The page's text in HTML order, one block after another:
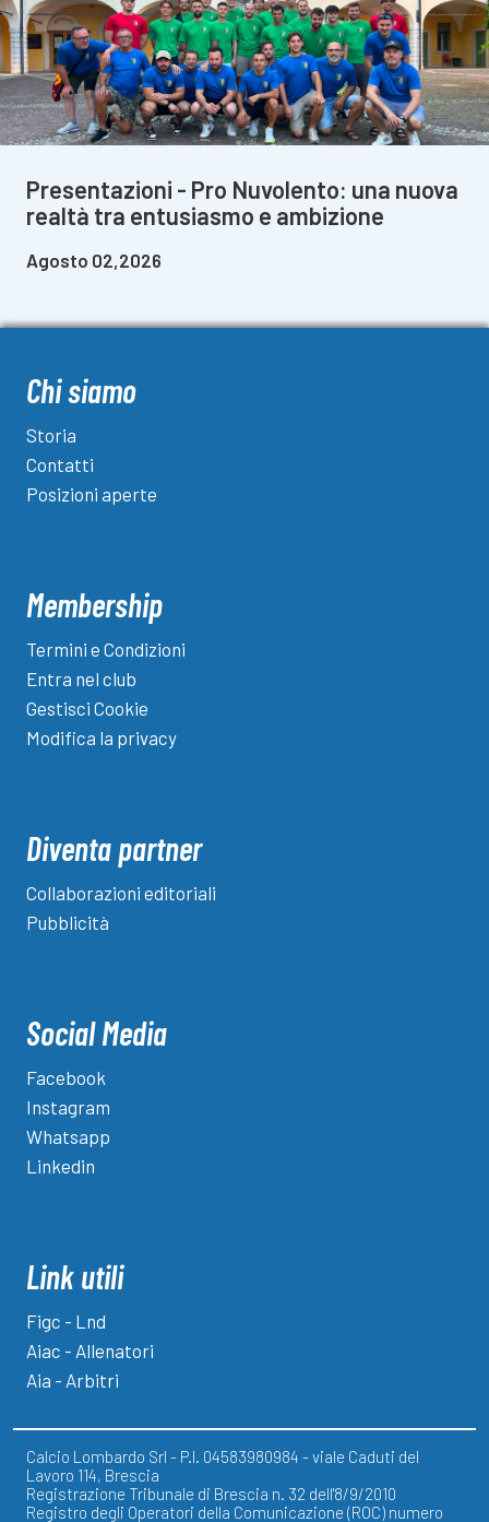
Presentazioni - Pro Nuvolento: una nuova
realtà tra entusiasmo e ambizione
Agosto 02,2026
Chi siamo
Storia
Contatti
Posizioni aperte
Membership
Termini e Condizioni
Entra nel club
Gestisci Cookie
Modifica la privacy
Diventa partner
Collaborazioni editoriali
Pubblicità
Social Media
Facebook
Instagram
Whatsapp
Linkedin
Link utili
Figc - Lnd
Aiac - Allenatori
Aia - Arbitri
Calcio Lombardo Srl - P.I. 04583980984 - viale Caduti del
Lavoro 114, Brescia
Registrazione Tribunale di Brescia n. 32 dell'8/9/2010
Registro degli Operatori della Comunicazione (ROC) numero